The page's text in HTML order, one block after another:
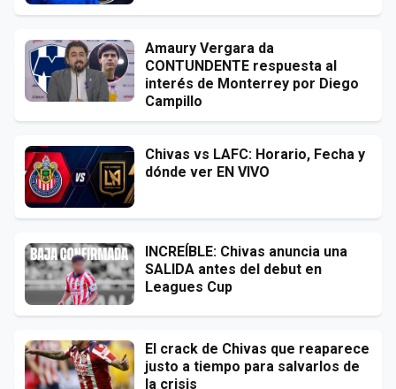
Amaury Vergara da
CONTUNDENTE respuesta al
interés de Monterrey por Diego
Campillo
Chivas vs LAFC: Horario, Fecha y
dónde ver EN VIVO
INCREÍBLE: Chivas anuncia una
SALIDA antes del debut en
Leagues Cup
El crack de Chivas que reaparece
justo a tiempo para salvarlos de
la crisis